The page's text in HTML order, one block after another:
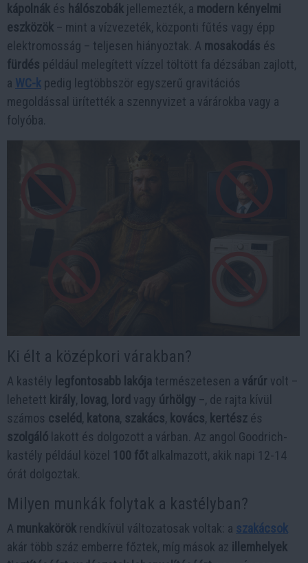
kápolnák és hálószobák jellemezték, a modern kényelmi
eszközök – mint a vízvezeték, központi fűtés vagy épp
elektromosság – teljesen hiányoztak. A mosakodás és
fürdés például melegített vízzel töltött fa dézsában zajlott,
a WC-k pedig legtöbbször egyszerű gravitációs
megoldással ürítették a szennyvizet a várárokba vagy a
folyóba.
Ki élt a középkori várakban?
A kastély legfontosabb lakója természetesen a várúr volt –
lehetett király, lovag, lord vagy úrhölgy –, de rajta kívül
számos cseléd, katona, szakács, kovács, kertész és
szolgáló lakott és dolgozott a várban. Az angol Goodrich-
kastély például közel 100 főt alkalmazott, akik napi 12-14
órát dolgoztak.
Milyen munkák folytak a kastélyban?
A munkakörök rendkívül változatosak voltak: a szakácsok
akár több száz emberre főztek, míg mások az
illemhelyek